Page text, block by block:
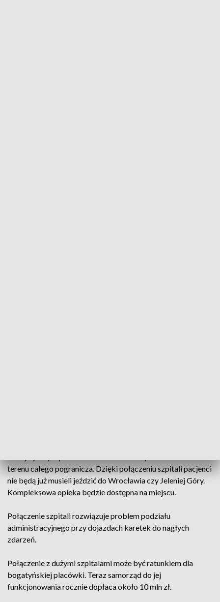
terenu całego pogranicza. Dzięki połączeniu szpitali pacjenci
nie będą już musieli jeździć do Wrocławia czy Jeleniej Góry.
Kompleksowa opieka będzie dostępna na miejscu.
Połączenie szpitali rozwiązuje problem podziału
administracyjnego przy dojazdach karetek do nagłych
zdarzeń.
Połączenie z dużymi szpitalami może być ratunkiem dla
bogatyńskiej placówki. Teraz samorząd do jej
funkcjonowania rocznie dopłaca około 10 mln zł.